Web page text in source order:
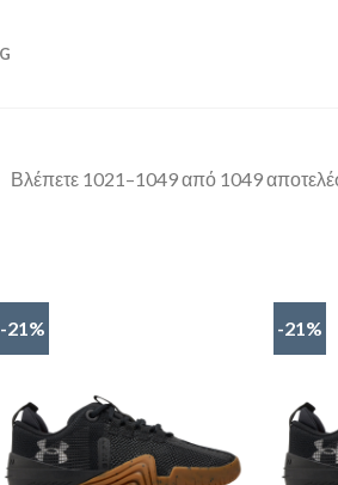
Βλέπετε 1021–1049 από 1049
-21% -21%